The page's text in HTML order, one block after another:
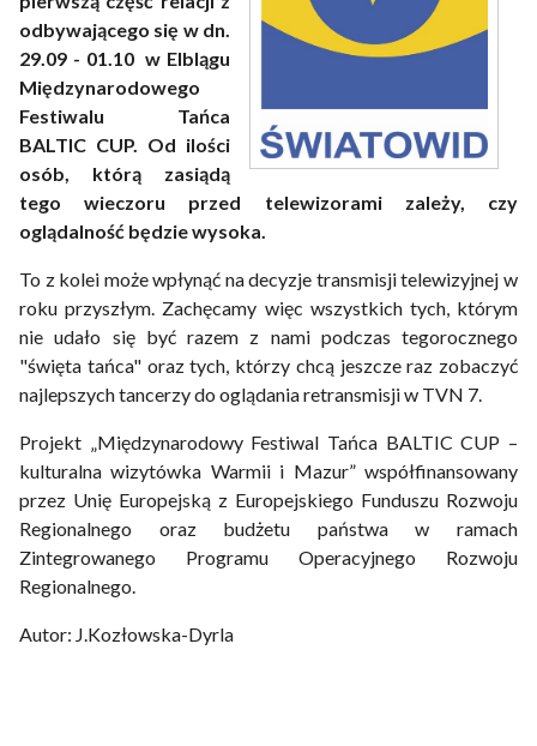
odbywającego się w dn.
29.09 - 01.10 w Elblągu
Międzynarodowego
Festiwalu Tańca
BALTIC CUP. Od ilości
osób, którą zasiądą
tego wieczoru przed telewizorami zależy, czy
oglądalność będzie wysoka.
To z kolei może wpłynąć na decyzje transmisji telewizyjnej w
roku przyszłym. Zachęcamy więc wszystkich tych, którym
nie udało się być razem z nami podczas tegorocznego
"święta tańca" oraz tych, którzy chcą jeszcze raz zobaczyć
najlepszych tancerzy do oglądania retransmisji w TVN 7.
Projekt „Międzynarodowy Festiwal Tańca BALTIC CUP –
kulturalna wizytówka Warmii i Mazur” współfinansowany
przez Unię Europejską z Europejskiego Funduszu Rozwoju
Regionalnego oraz budżetu państwa w ramach
Zintegrowanego Programu Operacyjnego Rozwoju
Regionalnego.
Autor: J.Kozłowska-Dyrla